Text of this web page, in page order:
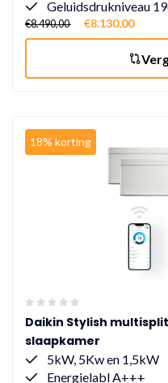
Geluidsdrukniveau
€8.490,00 €8.130,00
18% korting
Daikin Stylish
slaapkamer
5kW, 5Kw en 1,5kW
Energielabl A+++